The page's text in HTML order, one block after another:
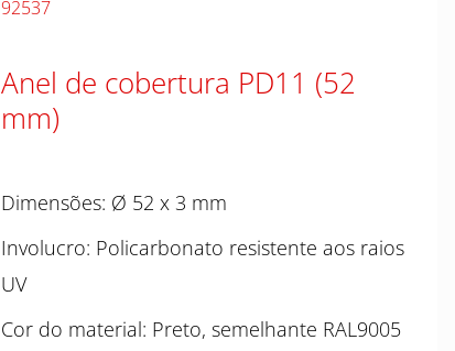
92537
Anel de cobertura PD11 (52
mm)
Dimensões: Ø 52 x 3 mm
Involucro: Policarbonato resistente aos raios
UV
Cor do material: Preto, semelhante RAL9005